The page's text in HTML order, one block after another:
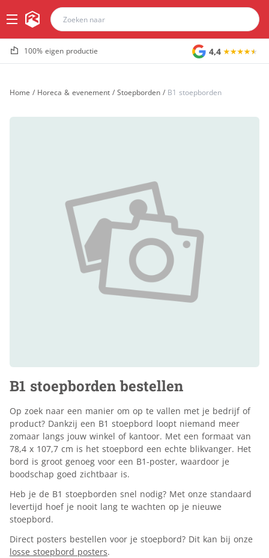
100% eigen productie 4,4
Home / Horeca & evenement / Stoepborden / B1 stoepborden
B1 stoepborden bestellen
Op zoek naar een manier om op te vallen met je bedrijf of
product? Dankzij een B1 stoepbord loopt niemand meer
zomaar langs jouw winkel of kantoor. Met een formaat van
78,4 x 107,7 cm is het stoepbord een echte blikvanger. Het
bord is groot genoeg voor een B1-poster, waardoor je
boodschap goed zichtbaar is.
Heb je de B1 stoepborden snel nodig? Met onze standaard
levertijd hoef je nooit lang te wachten op je nieuwe
stoepbord.
Direct posters bestellen voor je stoepbord? Dit kan bij onze
losse stoepbord posters.